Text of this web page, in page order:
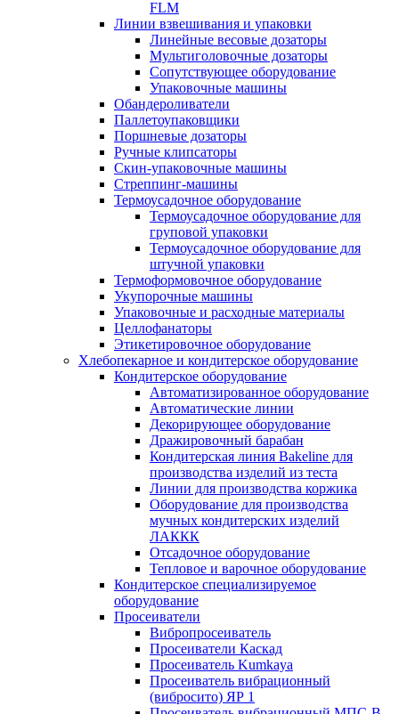
FLM
Линии взвешивания и упаковки
Линейные весовые дозаторы
Мультиголовочные дозаторы
Сопутствующее оборудование
Упаковочные машины
Обандероливатели
Паллетоупаковщики
Поршневые дозаторы
Ручные клипсаторы
Скин-упаковочные машины
Стреппинг-машины
Термоусадочное оборудование
Термоусадочное оборудование для
груповой упаковки
Термоусадочное оборудование для
штучной упаковки
Термоформовочное оборудование
Укупорочные машины
Упаковочные и расходные материалы
Целлофанаторы
Этикетировочное оборудование
Хлебопекарное и кондитерское оборудование
Кондитерское оборудование
Автоматизированное оборудование
Автоматические линии
Декорирующее оборудование
Дражировочный барабан
Кондитерская линия Bakeline для
производства изделий из теста
Линии для производства коржика
Оборудование для производства
мучных кондитерских изделий
ЛАККК
Отсадочное оборудование
Тепловое и варочное оборудование
Кондитерское специализируемое
оборудование
Просеиватели
Вибропросеиватель
Просеиватели Каскад
Просеиватель Kumkaya
Просеиватель вибрационный
(вибросито) ЯР 1